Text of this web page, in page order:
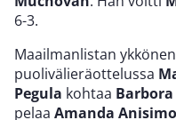
6-3.
Maailmanlistan ykkönen
puolivälieräottelussa
Pegula kohtaa
pelaa Amanda